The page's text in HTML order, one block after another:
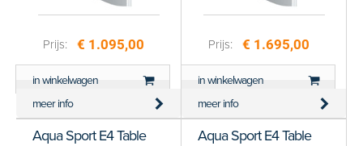
Prijs: € 1.095,00
in winkelwagen
meer info
Prijs: € 1.695,00
in winkelwagen
meer info
Aqua Sport E4 Table
Aqua Sport E4 Table